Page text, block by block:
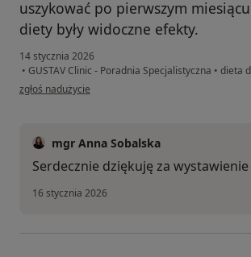
uszykować po pierwszym
diety były widoczne efekty.
14 stycznia 2026
• GUSTAV Clinic - Poradnia Specjalistyczna • dieta
w opinii użytkownika Magda
zgłoś nadużycie
mgr Anna Sobalska
Serdecznie dziękuję za
16 stycznia 2026